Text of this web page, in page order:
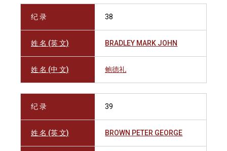
纪 录 38
姓 名 (英 文) BRADLEY MARK JOHN
姓 名 (中 文) 鲍德礼
纪 录 39
姓 名 (英 文) BROWN PETER GEORGE